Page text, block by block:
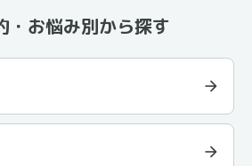
・お悩み別から探す